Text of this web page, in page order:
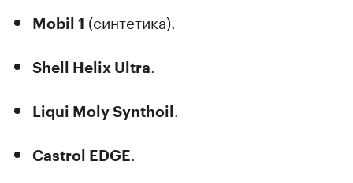
Mobil 1 (синтетика).
Shell Helix Ultra
Liqui Moly Synthoil
Castrol EDGE